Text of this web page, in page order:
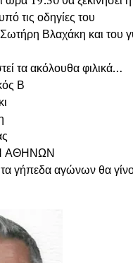
τις οδηγίες του
Βλαχάκη και του
τα ακόλουθα φιλικά…
Β
ΑΘΗΝΩΝ
γήπεδα αγώνων θα